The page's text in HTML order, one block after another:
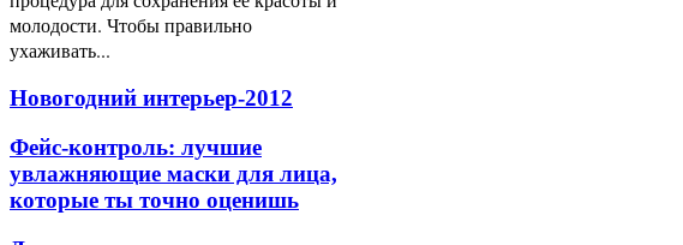
молодости. Чтобы правильно
ухаживать...
Новогодний интерьер-2012
Фейс-контроль: лучшие
увлажняющие маски для лица,
которые ты точно оценишь